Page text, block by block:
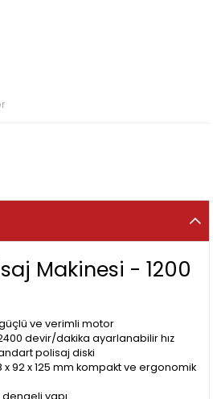
Makinesi - 1200
güçlü ve verimli motor
devir/dakika ayarlanabilir hız
polisaj diski
x 92 x 125 mm kompakt ve ergonomik
yapı